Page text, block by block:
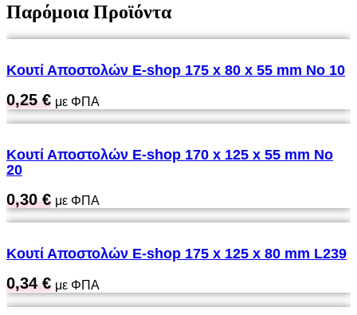
Παρόμοια Προϊόντα
Κουτί Αποστολών Ε-shop 175 x 80 x 55 mm No 10
0,25€ με ΦΠΑ
Κουτί Αποστολών Ε-shop 170 x 125 x 55 mm No
20
0,30€ με ΦΠΑ
Κουτί Αποστολών Ε-shop 175 x 125 x 80 mm L239
0,34€ με ΦΠΑ